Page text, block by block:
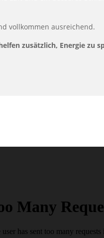
vollkommen ausreichend.
zusätzlich, Energie zu